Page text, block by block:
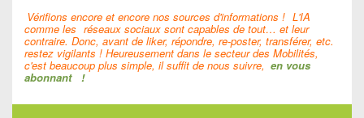
Vérifions encore et encore nos sources d'informations ! L'IA
comme les réseaux sociaux sont capables de tout… et leur
contraire. Donc, avant de liker, répondre, re-poster, transférer, etc.
restez vigilants ! Heureusement dans le secteur des Mobilités,
c'est beaucoup plus simple, il suffit de nous suivre, en vous
abonnant !